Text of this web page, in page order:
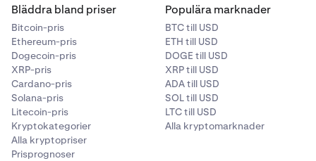
Bläddra bland priser
Bitcoin-pris
Ethereum-pris
Dogecoin-pris
XRP-pris
Cardano-pris
Solana-pris
Litecoin-pris
Kryptokategorier
Alla kryptopriser
Prisprognoser
Populära marknader
BTC till USD
ETH till USD
DOGE till USD
XRP till USD
ADA till USD
SOL till USD
LTC till USD
Alla kryptomarknader